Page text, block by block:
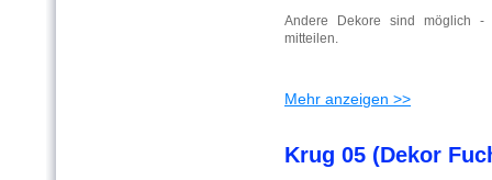
Andere Dekore sind möglich -
mitteilen.
Mehr anzeigen >>
Krug 05 (Dekor